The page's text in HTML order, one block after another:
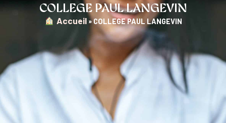
COLLEGE PAUL LANGEVIN
︎ Accueil »COLLEGE PAUL LANGEVIN